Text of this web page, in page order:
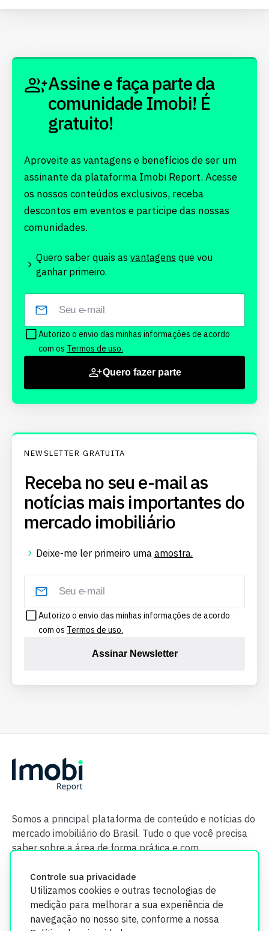
Controle sua privacidade
Utilizamos cookies e outras tecnologias de
medição para melhorar a sua experiência de
navegação no nosso site, conforme a nossa
Assine e faça parte da
comunidade Imobi! É
gratuito!
Aproveite as vantagens e benefícios de ser um
assinante da plataforma Imobi Report. Acesse
os nossos conteúdos exclusivos, receba
descontos em eventos e participe das nossas
comunidades.
Quero saber quais as vantagens que vou
ganhar primeiro.
Autorizo o envio das minhas informações de acordo
com os Termos de uso.
Quero fazer parte
NEWSLETTER GRATUITA
Receba no seu e-mail as
notícias mais importantes do
mercado imobiliário
Deixe-me ler primeiro uma amostra.
Autorizo o envio das minhas informações de acordo
com os Termos de uso.
Assinar Newsletter
Somos a principal plataforma de conteúdo e notícias do
mercado imobiliário do Brasil. Tudo o que você precisa
saber sobre a área de forma prática e com